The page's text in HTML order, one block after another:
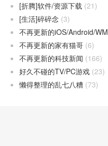
[折腾]软件/资源下载 (21)
[生活]碎碎念 (3)
不再更新的iOS/Android/WM
不再更新的家有猫哥 (6)
不再更新的科技新闻 (166)
好久不碰的TV/PC游戏 (23)
懒得整理的乱七八糟 (73)